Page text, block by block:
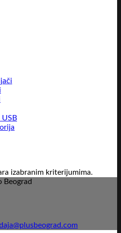
USB
izabranim kriterijumima.
Beograd